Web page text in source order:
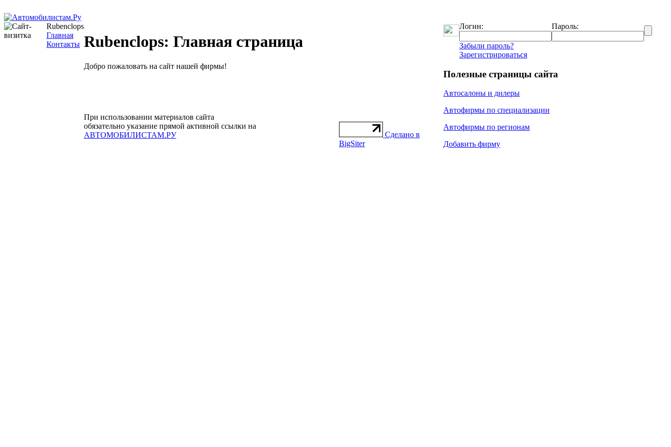
Rubenclops
Главная
Контакты Rubenclops: Главная страница
Добро пожаловать на сайт нашей фирмы!
При использовании материалов сайта
обязательно указание прямой активной ссылки на
АВТОМОБИЛИСТАМ.РУ
Сделано в
BigSiter
Логин: Пароль:
Забыли пароль?
Зарегистрироваться
Полезные страницы сайта
Автосалоны и дилеры
Автофирмы по специализации
Автофирмы по регионам
Добавить фирму